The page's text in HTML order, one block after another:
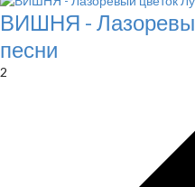
ВИШНЯ -
песни
2